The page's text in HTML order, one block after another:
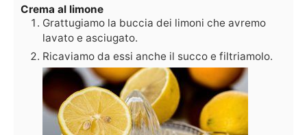
Crema al limone
Grattugiamo la buccia dei limoni che avremo
lavato e asciugato.
Ricaviamo da essi anche il succo e filtriamolo.